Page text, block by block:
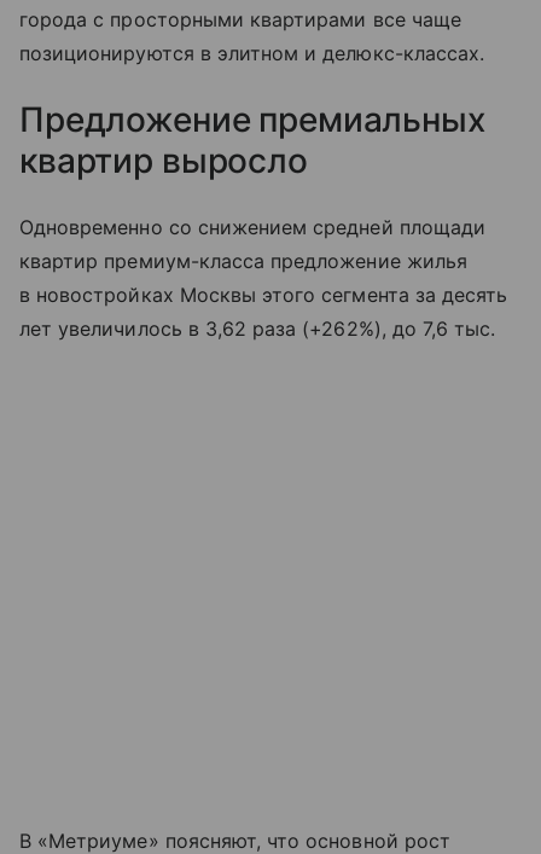
города с просторными квартирами все чаще
позиционируются в элитном и делюкс-классах.
Предложение премиальных
квартир выросло
Одновременно со снижением средней площади
квартир премиум-класса предложение жилья
в новостройках Москвы этого сегмента за десять
лет увеличилось в 3,62 раза (+262%), до 7,6 тыс.
В «Метриуме» поясняют, что основной рост